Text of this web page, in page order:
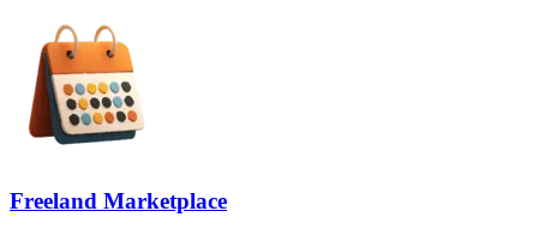
Freeland Marketplace